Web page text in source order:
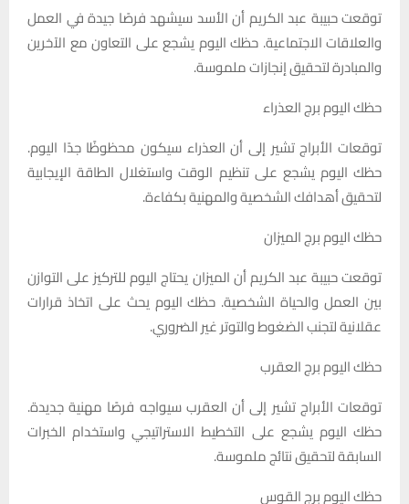
توقعت حبيبة عبد الكريم أن الأسد سيشهد فرصًا جيدة في العمل
والعلاقات الاجتماعية. حظك اليوم يشجع على التعاون مع الآخرين
والمبادرة لتحقيق إنجازات ملموسة.
حظك اليوم برج العذراء
توقعات الأبراج تشير إلى أن العذراء سيكون محظوظًا جدًا اليوم.
حظك اليوم يشجع على تنظيم الوقت واستغلال الطاقة الإيجابية
لتحقيق أهدافك الشخصية والمهنية بكفاءة.
حظك اليوم برج الميزان
توقعت حبيبة عبد الكريم أن الميزان يحتاج اليوم للتركيز على التوازن
بين العمل والحياة الشخصية. حظك اليوم يحث على اتخاذ قرارات
عقلانية لتجنب الضغوط والتوتر غير الضروري.
حظك اليوم برج العقرب
توقعات الأبراج تشير إلى أن العقرب سيواجه فرصًا مهنية جديدة.
حظك اليوم يشجع على التخطيط الاستراتيجي واستخدام الخبرات
السابقة لتحقيق نتائج ملموسة.
حظك اليوم برج القوس